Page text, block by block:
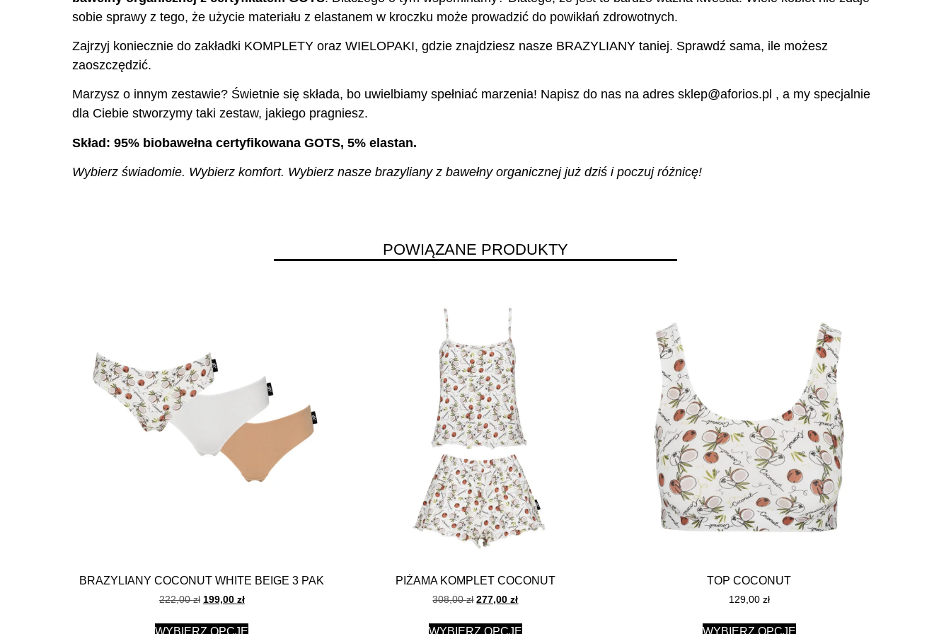
sobie sprawy z tego, że użycie materiału z elastanem w kroczku może prowadzić do powikłań zdrowotnych.
Zajrzyj koniecznie do zakładki KOMPLETY oraz WIELOPAKI, gdzie znajdziesz nasze BRAZYLIANY taniej. Sprawdź sama, ile możesz
zaoszczędzić.
Marzysz o innym zestawie? Świetnie się składa, bo uwielbiamy spełniać marzenia! Napisz do nas na adres sklep@aforios.pl , a my specjalnie
dla Ciebie stworzymy taki zestaw, jakiego pragniesz.
Skład: 95% biobawełna certyfikowana GOTS, 5% elastan.
Wybierz świadomie. Wybierz komfort. Wybierz nasze brazyliany z bawełny organicznej już dziś i poczuj różnicę!
POWIĄZANE PRODUKTY
BRAZYLIANY COCONUT WHITE BEIGE 3 PAK
222,00zł 199,00 zł
WYBIERZ OPCJE
PIŻAMA KOMPLET COCONUT
308,00zł 277,00zł
WYBIERZ OPCJE
TOP COCONUT
129,00 zł
WYBIERZ OPCJE